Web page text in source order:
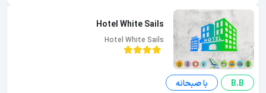
Hotel White Sails
Hotel White Sails
B.B
با صبحانه